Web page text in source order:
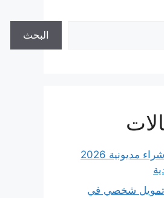
البحث
مقارنة أقل نسبة شراء مديونية 2026
تمويل شخصي في